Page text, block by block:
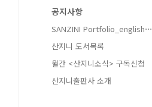
공지사항
SANZINI Portfolio_english⋯
산지니 도서목록
월간 <산지니소식> 구독신청
산지니출판사 소개